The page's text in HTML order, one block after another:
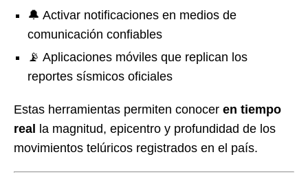
🔔 Activar notificaciones en medios de
comunicación confiables
📡 Aplicaciones móviles que replican los
reportes sísmicos oficiales
Estas herramientas permiten conocer en tiempo
real la magnitud, epicentro y profundidad de los
movimientos telúricos registrados en el país.